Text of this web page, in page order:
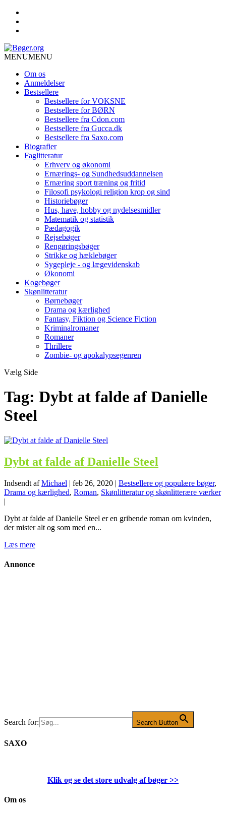
MENUMENU
Om os
Anmeldelser
Bestsellere
Bestsellere for VOKSNE
Bestsellere for BØRN
Bestsellere fra Cdon.com
Bestsellere fra Gucca.dk
Bestsellere fra Saxo.com
Biografier
Faglitteratur
Erhverv og økonomi
Ernærings- og Sundhedsuddannelsen
Ernæring sport træning og fritid
Filosofi psykologi religion krop og sind
Historiebøger
Hus, have, hobby og nydelsesmidler
Matematik og statistik
Pædagogik
Rejsebøger
Rengøringsbøger
Strikke og hæklebøger
Sygepleje - og lægevidenskab
Økonomi
Kogebøger
Skønlitteratur
Børnebøger
Drama og kærlighed
Fantasy, Fiktion og Science Fiction
Kriminalromaner
Romaner
Thrillere
Zombie- og apokalypsegenren
Vælg Side
Tag: Dybt at falde af Danielle
Steel
Dybt at falde af Danielle Steel
Indsendt afMichael | feb 26, 2020 | Bestsellere og populære bøger,
Drama og kærlighed, Roman, Skønlitteratur og skønlitterære værker
|
Dybt at falde af Danielle Steel er en gribende roman om kvinden,
der mister alt og som med en...
Læs mere
Annonce
Search for: Search Button
SAXO
Klik og se det store udvalg af bøger >>
Om os